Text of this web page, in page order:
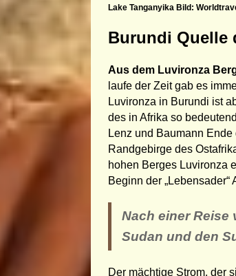
Lake Tanganyika Bild:
Burundi Quelle
Aus dem Luvironza
laufe der Zeit gab es
Luvironza in Burundi ist
des in Afrika so
Lenz und Baumann
Randgebirge des
hohen Berges Luvironza
Beginn der „Lebensader“
Nach einer Reise
Sudan und den
Der mächtige Strom, der